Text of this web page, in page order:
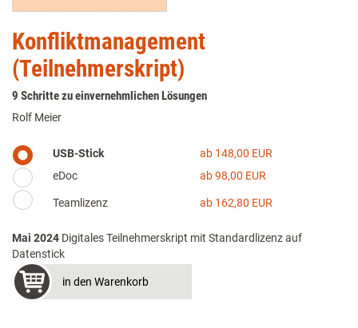
Konfliktmanagement
(Teilnehmerskript)
9 Schritte zu einvernehmlichen Lösungen
Rolf Meier
USB-Stick
ab 148,00 EUR
eDoc
ab 98,00 EUR
Teamlizenz ab 162,80 EUR
Mai 2024 Digitales Teilnehmerskript mit Standardlizenz auf
Datenstick
in den Warenkorb